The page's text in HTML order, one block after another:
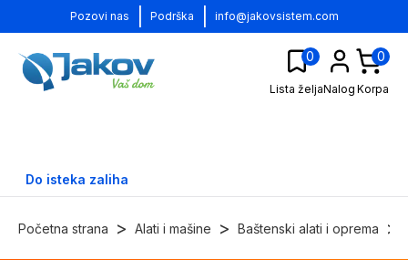
Pozovi nas Podrška info@jakovsistem.com
0
Lista željaNalog
0
Korpa
Do isteka zaliha
Početna strana > Alati i mašine > Baštenski alati i oprema >